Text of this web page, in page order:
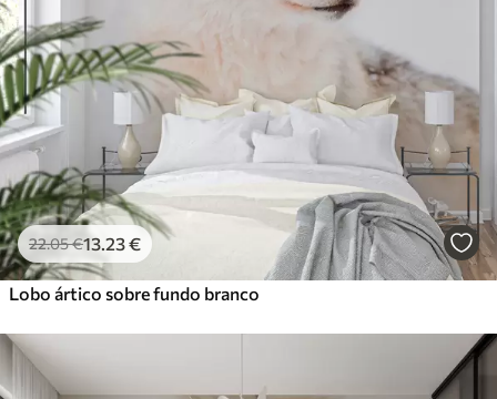
22.05€13.23€
Lobo ártico sobre fundo branco